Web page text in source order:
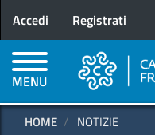
Menu profilo utente
Accedi Registrati
MENU
HOME NOTIZIE